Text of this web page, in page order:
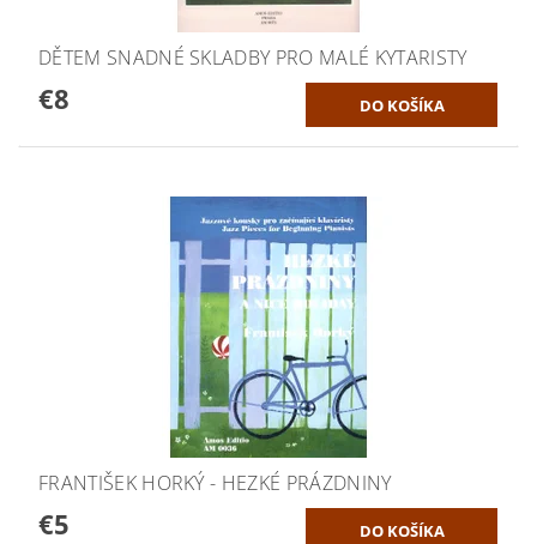
DĚTEM SNADNÉ SKLADBY PRO MALÉ KYTARISTY
€8
FRANTIŠEK HORKÝ - HEZKÉ PRÁZDNINY
€5